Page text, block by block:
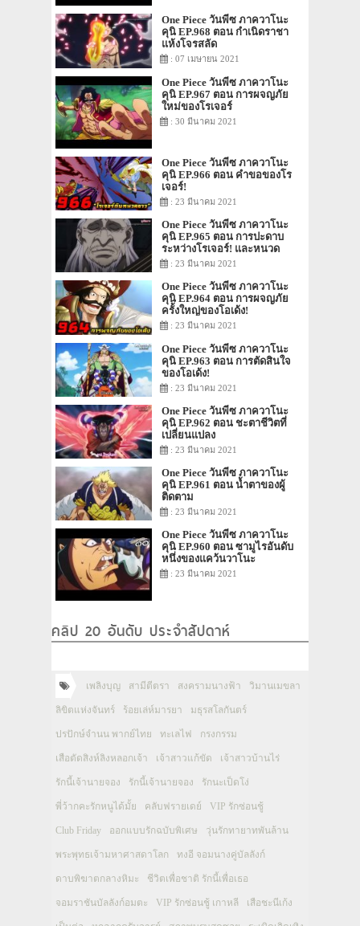
One Piece วันพีซ ภาควาโนะ
คุนิ EP.968 ตอน กำเนิดราชา
แห้งโจรสลัด
: 07 เมษายน 2021
One Piece วันพีซ ภาควาโนะ
คุนิ EP.967 ตอน การผจญภัย
ใหม่ของโรเจอร์
: 30 มีนาคม 2021
One Piece วันพีซ ภาควาโนะ
คุนิ EP.966 ตอน คำขอของโร
เจอร์!
: 23 มีนาคม 2021
One Piece วันพีซ ภาควาโนะ
คุนิ EP.965 ตอน การปะดาบ
ระหว่างโรเจอร์! และหนวด
ขาว!: 23 มีนาคม 2021
One Piece วันพีซ ภาควาโนะ
คุนิ EP.964 ตอน การผจญภัย
ครั้งใหญ่ของโอเด้ง!
: 23 มีนาคม 2021
One Piece วันพีซ ภาควาโนะ
คุนิ EP.963 ตอน การตัดสินใจ
ของโอเด้ง!
: 23 มีนาคม 2021
One Piece วันพีซ ภาควาโนะ
คุนิ EP.962 ตอน ชะตาชีวิตที่
เปลี่ยนแปลง
: 23 มีนาคม 2021
One Piece วันพีซ ภาควาโนะ
คุนิ EP.961 ตอน น้ำตาของผู้
ติดตาม
: 23 มีนาคม 2021
One Piece วันพีซ ภาควาโนะ
คุนิ EP.960 ตอน ซามูไรอันดับ
หนึ่งของแคว้นวาโนะ
: 23 มีนาคม 2021
คลิป 20 อันดับ ประจำสัปดาห์
เพลิงบุญ สามีตีตรา สงครามนางฟ้า วิมานเมขลา
ลิขิตแห่งจันทร์ ร้อยเล่ห์มารยา มธุรสโลกันตร์
ปรปักษ์จำนน พากย์ไทย ทะเลไฟ กรงกรรม
เสือตัดสิงห์ลิงหลอกเจ้า เจ้าสาวแก้ขัด เจ้าสาวบ้านไร่
รักนี้เจ้านายจอง รักนี้เจ้านายจอง รักนะเป็ดโง่
พี่ว้ากคะรักหนูได้มั้ย คลับฟรายเดย์ VIP รักซ่อนชู้
Club Friday ออกแบบรักฉบับพิเศษ วุ่นรักทายาทพันล้าน
พระพุทธเจ้ามหาศาสดาโลก ทงอี จอมนางคู่บัลลังก์
ดาบพิฆาตกลางหิมะ ชีวิตเพื่อชาติ รักนี้เพื่อเธอ
จอมราชันบัลลังก์อมตะ VIP รักซ่อนชู้ เกาหลี เสือชะนีเก้ง